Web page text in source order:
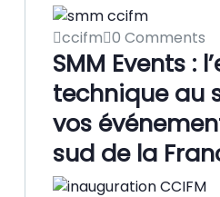
ccifm 0 Comments
SMM Events :
technique au
vos
sud de la